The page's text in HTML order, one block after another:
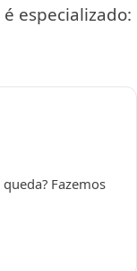
especializado:
Fazemos